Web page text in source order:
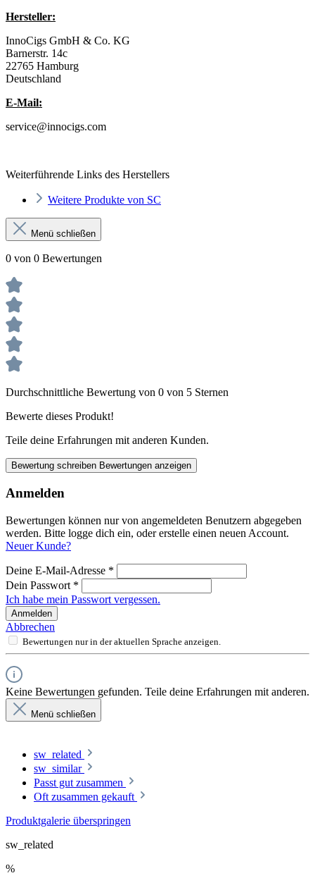
Hersteller:
InnoCigs GmbH & Co. KG
Barnerstr. 14c
22765 Hamburg
Deutschland
E-Mail:
service@innocigs.com
Weiterführende Links des Herstellers
Weitere Produkte von SC
Menü schließen
0 von 0 Bewertungen
Durchschnittliche Bewertung von 0 von 5 Sternen
Bewerte dieses Produkt!
Teile deine Erfahrungen mit anderen Kunden.
Bewertung schreiben Bewertungen anzeigen
Anmelden
Bewertungen können nur von angemeldeten Benutzern abgegeben
werden. Bitte logge dich ein, oder erstelle einen neuen Account.
Neuer Kunde?
Deine E-Mail-Adresse *
Dein Passwort *
Ich habe mein Passwort vergessen.
Anmelden
Abbrechen
Bewertungen nur in der aktuellen Sprache anzeigen.
Keine Bewertungen gefunden. Teile deine Erfahrungen mit anderen.
Menü schließen
sw_related
sw_similar
Passt gut zusammen
Oft zusammen gekauft
Produktgalerie überspringen
sw_related
%